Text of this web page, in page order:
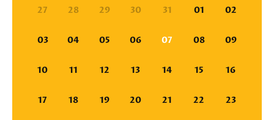
27 28 29 30 31 01 02
03 04 05 06 07 08 09
10 11 12 13 14 15 16
17 18 19 20 21 22 23